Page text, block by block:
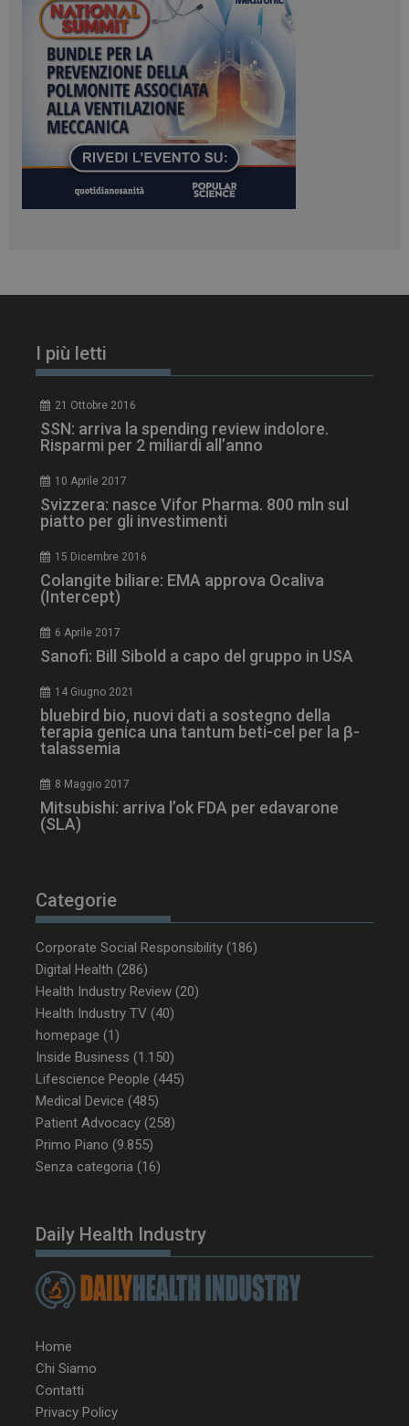
I più letti
21 Ottobre 2016
SSN: arriva la spending review indolore.
Risparmi per 2 miliardi all’anno
10 Aprile 2017
Svizzera: nasce Vifor Pharma. 800 mln sul
piatto per gli investimenti
15 Dicembre 2016
Colangite biliare: EMA approva Ocaliva
(Intercept)
6 Aprile 2017
Sanofi: Bill Sibold a capo del gruppo in USA
14 Giugno 2021
bluebird bio, nuovi dati a sostegno della
terapia genica una tantum beti-cel per la β-
talassemia
8 Maggio 2017
Mitsubishi: arriva l’ok FDA per edavarone
(SLA)
Categorie
Corporate Social Responsibility (186)
Digital Health (286)
Health Industry Review (20)
Health Industry TV (40)
homepage (1)
Inside Business (1.150)
Lifescience People (445)
Medical Device (485)
Patient Advocacy (258)
Primo Piano (9.855)
Senza categoria (16)
Daily Health Industry
Home
Chi Siamo
Contatti
Privacy Policy
PHPSESSID
PHP.net
www.dailyhealthindustry.it
tracking-sites-
www.dailyhealthindustry.it
ARRAffinity
.dailyhealthindustry.it
tracking-sites-
enable
www.dailyhealthindustry.it
4
CookieScriptConsent